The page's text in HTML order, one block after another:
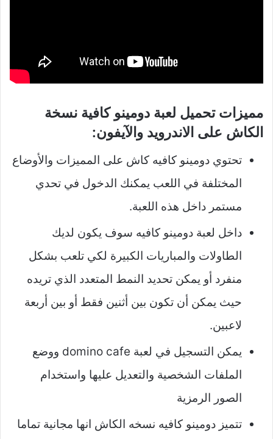
مميزات تحميل لعبة دومينو كافية نسخة
الكاش على الاندرويد والآيفون:
تحتوي دومينو كافيه كاش على المميزات والأوضاع
المختلفة في اللعب يمكنك الدخول في تحدي
مستمر داخل هذه اللعبة.
داخل لعبة دومينو كافيه سوف يكون لديك
الطاولات والمباريات الكبيرة لكي تلعب بشكل
منفرد أو يمكن تحديد النمط المتعدد الذي تريده
حيث يمكن أن تكون بين أثنين فقط أو بين أربعة
لاعبين.
يمكن التسجيل في لعبة domino cafe ووضع
الملفات الشخصية والتعديل عليها واستخدام
الصور الرمزية
تتميز دومينو كافيه نسخه الكاش انها مجانية تماما